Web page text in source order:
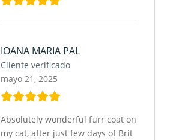
IOANA MARIA PAL
Cliente verificado
mayo 21, 2025
Absolutely wonderful furr coat on
my cat, after just few days of Brit